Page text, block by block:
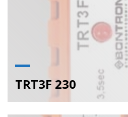
TRT3F 230